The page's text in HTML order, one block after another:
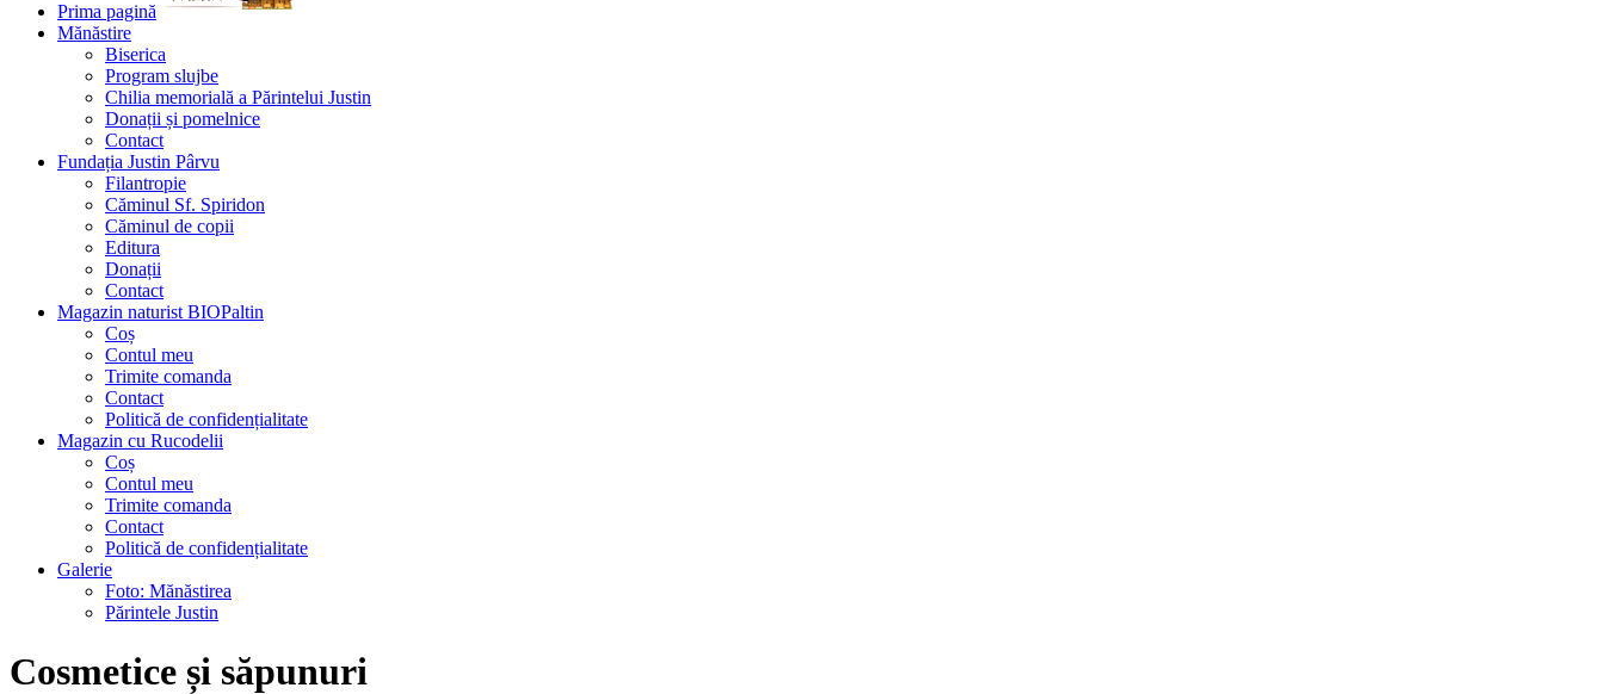
Prima pagină
Mănăstire
Biserica
Program slujbe
Chilia memorială a Părintelui Justin
Donații și pomelnice
Contact
Fundația Justin Pârvu
Filantropie
Căminul Sf. Spiridon
Căminul de copii
Editura
Donații
Contact
Magazin naturist BIOPaltin
Coș
Contul meu
Trimite comanda
Contact
Politică de confidențialitate
Magazin cu Rucodelii
Coș
Contul meu
Trimite comanda
Contact
Politică de confidențialitate
Galerie
Foto: Mănăstirea
Părintele Justin
Cosmetice și săpunuri